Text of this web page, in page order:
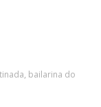
bailarina do